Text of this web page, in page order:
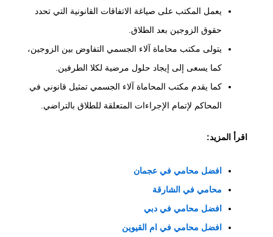
يعمل المكتب على صياغة الاتفاقات القانونية التي تحدد
حقوق الزوجين بعد الطلاق.
يتولى مكتب محاماة آلاء الجسمي التفاوض بين الزوجين،
كما يسعى إلى إيجاد حلول مرضية لكلا الطرفين.
كما يقدم مكتب المحاماة آلاء الجسمي تمثيل قانوني في
المحاكم لإتمام الإجراءات المتعلقة للطلاق بالتراضي.
اقرأ المزيد:
افضل محامي في عجمان
محامي في الشارقة
افضل محامي في دبي
افضل محامي في ام القيوين